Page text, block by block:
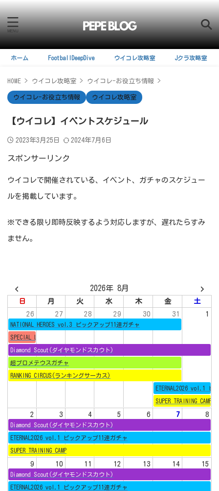
ホーム FootballDeepDive ウイコレ攻略室 Jクラ攻略室
HOME > ウイコレ攻略室 > ウイコレ-お役立ち情報 >
ウイコレ-お役立ち情報 ウイコレ攻略室
【ウイコレ】イベントスケジュール
2023年3月25日 2024年7月6日
スポンサーリンク
ウイコレで開催されている、イベント、ガチャのスケジュー
ルを掲載しています。
※できる限り即時反映するよう対応しますが、遅れたらすみ
ません。
2026年 8月
日 月 火 水 木 金
土
26
27 28 29 30 31 1
NATIONAL HEROES vol.3 ピックアップ11連ガチャ
SPECIAL LEAGUE(スペシャルリーグ)_ナショナルシリーズ
Diamond Scout(ダイヤモンドスカウト)
超プロメテウスガチャ
RANKING CIRCUS(ランキングサーカス)
ETERNAL2026 vol.1 ピ
SUPER TRAINING CAMP
2 3 4 5 6 7 8
Diamond Scout(ダイヤモンドスカウト)
ETERNAL2026 vol.1 ピックアップ11連ガチャ
SUPER TRAINING CAMP
9 10 11 12 13 14 15
Diamond Scout(ダイヤモンドスカウト)
ETERNAL2026 vol.1 ピックアップ11連ガチャ